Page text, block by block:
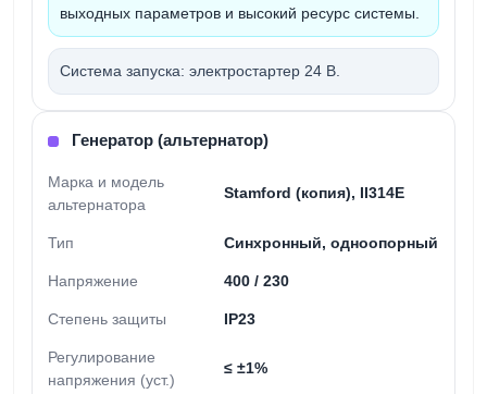
выходных параметров и высокий ресурс системы.
Система запуска: электростартер 24 В.
Генератор (альтернатор)
Марка и модель
альтернатора
Stamford (копия), II314E
Тип Синхронный, одноопорный
Напряжение 400 / 230
Степень защиты IP23
Регулирование
напряжения (уст.)
≤ ±1%